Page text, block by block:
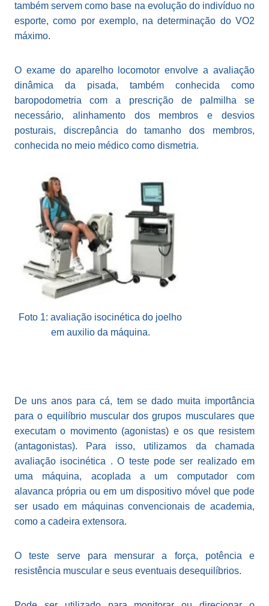
também servem como base na evolução do indivíduo no
esporte, como por exemplo, na determinação do VO2
máximo.
O exame do aparelho locomotor envolve a avaliação
dinâmica da pisada, também conhecida como
baropodometria com a prescrição de palmilha se
necessário, alinhamento dos membros e desvios
posturais, discrepância do tamanho dos membros,
conhecida no meio médico como dismetria.
Foto 1: avaliação isocinética do joelho
em auxilio da máquina.
De uns anos para cá, tem se dado muita importância
para o equilíbrio muscular dos grupos musculares que
executam o movimento (agonistas) e os que resistem
(antagonistas). Para isso, utilizamos da chamada
avaliação isocinética . O teste pode ser realizado em
uma máquina, acoplada a um computador com
alavanca própria ou em um dispositivo móvel que pode
ser usado em máquinas convencionais de academia,
como a cadeira extensora.
O teste serve para mensurar a força, potência e
resistência muscular e seus eventuais desequilíbrios.